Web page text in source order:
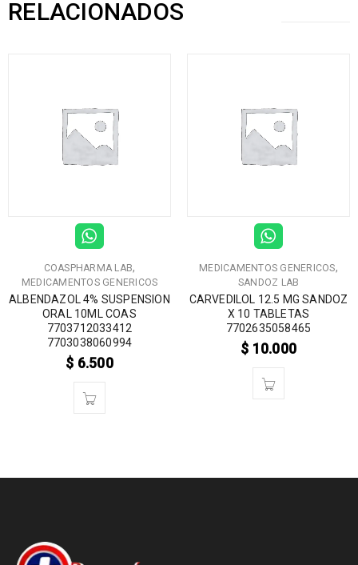
RELACIONADOS
COASPHARMA LAB,
MEDICAMENTOS GENERICOS
ALBENDAZOL 4% SUSPENSION
ORAL 10ML COAS
7703712033412
7703038060994
$ 6.500
MEDICAMENTOS GENERICOS,
SANDOZ LAB
CARVEDILOL 12.5 MG SANDOZ
X 10 TABLETAS
7702635058465
$ 10.000